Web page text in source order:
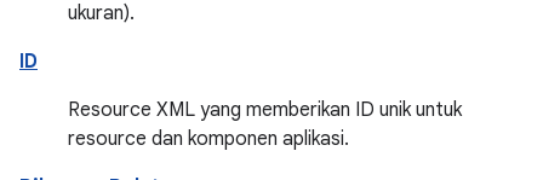
ukuran).
ID
Resource XML yang memberikan ID unik untuk
resource dan komponen aplikasi.